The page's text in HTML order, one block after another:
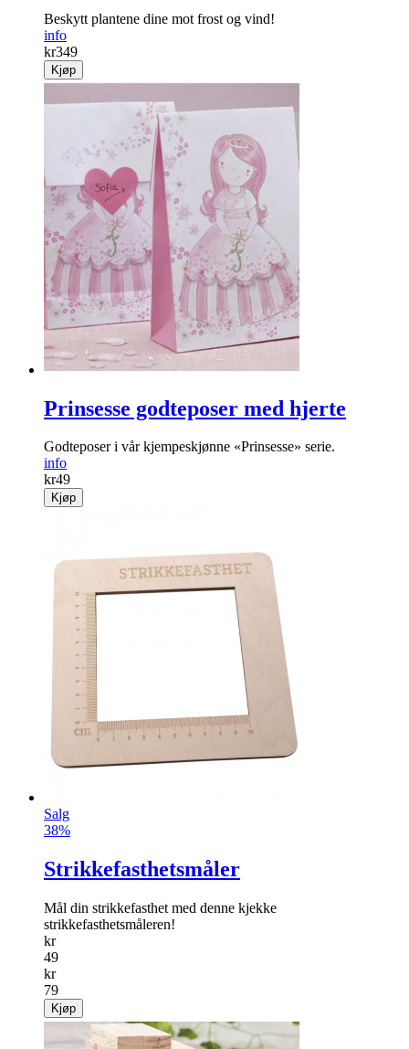
Beskytt plantene dine mot frost og vind!
info
kr349
Kjøp
Prinsesse godteposer med hjerte
Godteposer i vår kjempeskjønne «Prinsesse» serie.
info
kr49
Kjøp
Salg
38%
Strikkefasthetsmåler
Mål din strikkefasthet med denne kjekke
strikkefasthetsmåleren!
kr
49
kr
79
Kjøp